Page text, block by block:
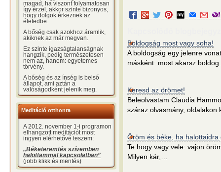
magad, ha viszont folyamatosan
így érzel, akkor szinte bizonyos,
hogy dolgok érkeznek az
életedbe.
A bőség csak azokhoz áramlik,
akiknek az már megvan.
Ez szinte igazságtalanságnak
hangzik, pedig természetesen
nem az, hanem: egyetemes
törvény.
A bőség és az ínség is belső
állapot, ami aztán a
valóságodként jelenik meg.
Meditáció otthonra
A 2012. november 1-i programon
elhangzott meditációt most
ingyen elérhetővé teszem:
„Béketeremtés szívemben
halottammal kapcsolatban”
(jobb klikk és mentés)
Boldogság most vagy soha!
A boldogság egy jelenre
másként: most akarsz
Keresd az örömet!
Beleolvastam Claudia
száraz olvasmány,
Öröm és béke, ha halottaidra
Te hogy vagy vele: vajon
Milyen kár,…